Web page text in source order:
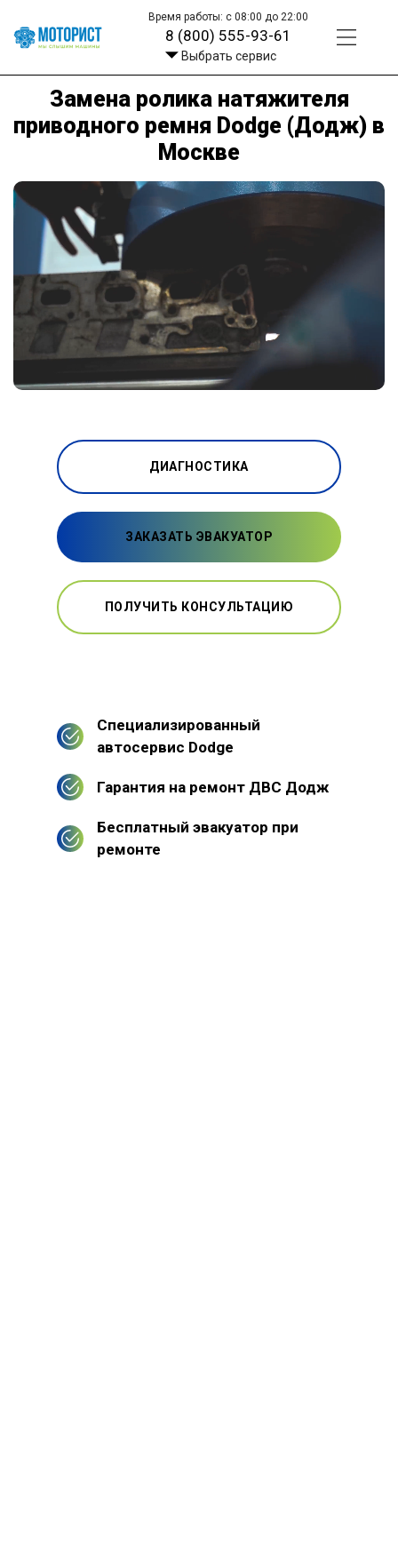
Время работы: с 08:00 до 22:00
8 (800) 555-93-61
Выбрать сервис
Замена ролика натяжителя
приводного ремня Dodge (Додж) в
Москве
ДИАГНОСТИКА
ЗАКАЗАТЬ ЭВАКУАТОР
ПОЛУЧИТЬ КОНСУЛЬТАЦИЮ
Специализированный
автосервис Dodge
Гарантия на ремонт ДВС Додж
Бесплатный эвакуатор при
ремонте